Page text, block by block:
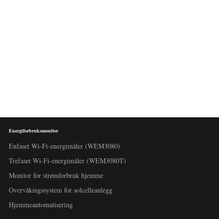
Energiforbruksmonitor
Enfaset Wi-Fi-energimåler (WEM3080)
Trefaset Wi-Fi-energimåler (WEM3080T)
Monitor for strømforbruk hjemme
Overvåkingssystem for solcelleanlegg
Hjemmeautomatisering